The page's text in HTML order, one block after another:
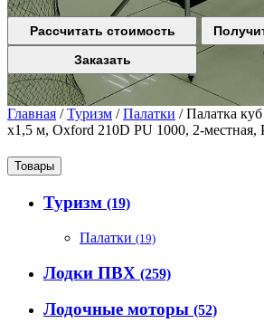
Рассчитать стоимость
Заказать
Главная /Туризм /Палатки /Палатка
х1,5 м, Oxford 210D PU 1000, 2-местная,
Товары
Туризм (19)
Палатки (19)
Лодки ПВХ (259)
Лодочные моторы (52)